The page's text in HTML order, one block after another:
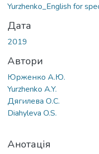
Yurzhenko_English for
Дата
2019
Автори
Юрженко А.Ю.
Yurzhenko A.Y.
Дягилева О.С.
Diahyleva O.S.
Анотація